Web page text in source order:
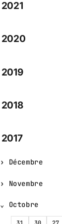
2021
2020
2019
2018
2017
Décembre
Novembre
Octobre